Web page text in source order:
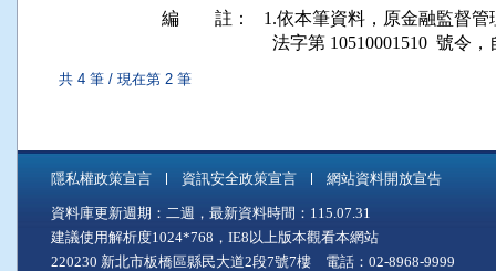
編 註：
1.依本筆資料，原金融監督管
法字第 10510001510  號令
共 4 筆 / 現在第 2 筆
隱私權政策宣言 資訊安全政策宣言 網站資料開放宣告
資料庫更新週期：二週，最新資料時間：115.07.31
建議使用解析度1024*768，IE8以上版本觀看本網站
220230 新北市板橋區縣民大道2段7號7樓 電話：02-8968-9999